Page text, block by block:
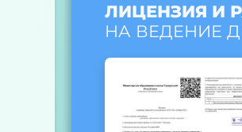
ЛИЦЕНЗИЯ И
НА ВЕДЕНИЕ